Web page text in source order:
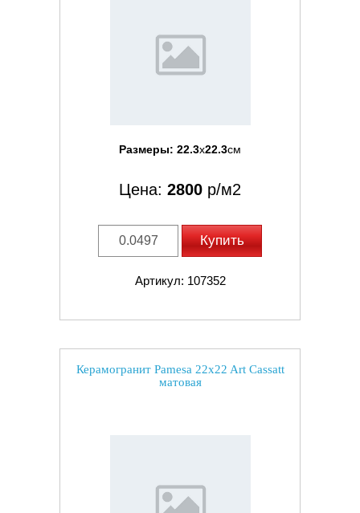
Размеры: 22.3x22.3см
Цена: 2800 р/м2
Купить
Артикул: 107352
Керамогранит Pamesa 22x22 Art Cassatt
матовая